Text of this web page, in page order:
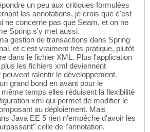
un peu aux critiques formulées
les annotations, je crois que c'est
ne concerne pas que Seam, et on ne
Spring s'y met aussi.
gestion de transactions dans Spring
et c'est vraiment très pratique, plutôt
dans le fichier XML. Plus l'application
les fichiers xml deviennent
ralentir le développement.
grand bond en avant pour le
temps elles réduisent la flexibilité
xml qui permet de modifier le
au déploiement. Mais
Java EE 5 rien n'empêche d'avoir les
celle de l'annotation.